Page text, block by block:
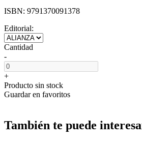
ISBN: 9791370091378
Editorial:
Cantidad
-
+
Producto sin stock
Guardar en favoritos
También te puede